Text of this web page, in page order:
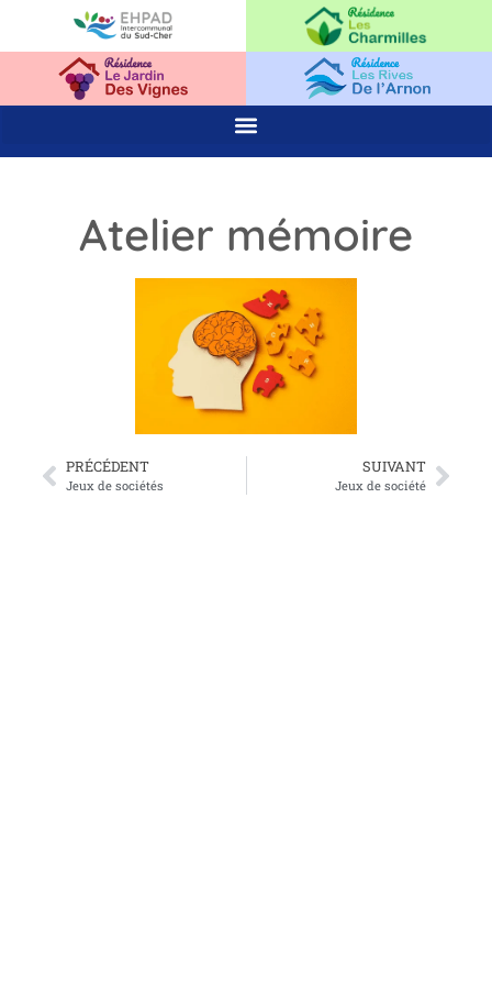
Atelier mémoire
PRÉCÉDENT
Jeux de sociétés
SUIVANT
Jeux de société